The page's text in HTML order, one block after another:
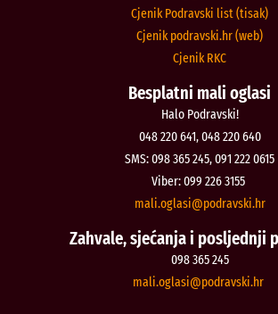
Cjenik Podravski list (tisak)
Cjenik podravski.hr (web)
Cjenik RKC
Besplatni mali oglasi
Halo Podravski!
048 220 641, 048 220 640
SMS: 098 365 245, 091 222 0615
Viber: 099 226 3155
rh.iksvardop
@isalgo.ilam
Zahvale, sjećanja i posljednji
098 365 245
rh.iksvardop
@isalgo.ilam